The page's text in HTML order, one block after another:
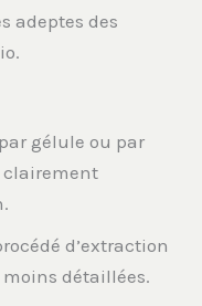
adeptes des
gélule ou par
clairement
d’extraction
détaillées.